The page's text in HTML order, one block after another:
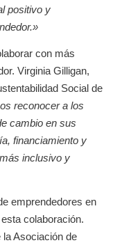
positivo y
con más
Virginia Gilligan,
Social de
reconocer a los
cambio en sus
financiamiento y
inclusivo y
emprendedores en
colaboración.
Asociación de